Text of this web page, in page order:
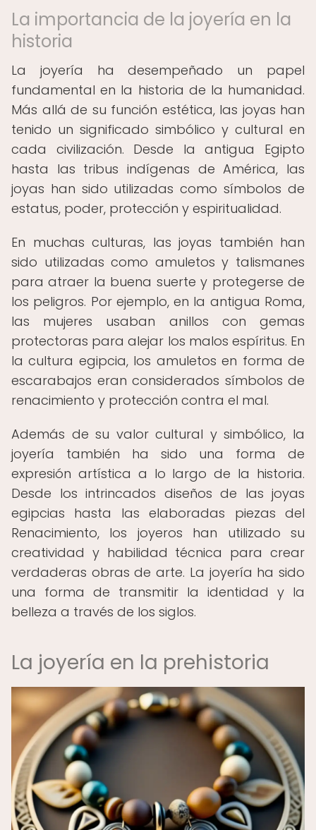
La importancia de la joyería en la
historia
La joyería ha desempeñado un papel
fundamental en la historia de la humanidad.
Más allá de su función estética, las joyas han
tenido un significado simbólico y cultural en
cada civilización. Desde la antigua Egipto
hasta las tribus indígenas de América, las
joyas han sido utilizadas como símbolos de
estatus, poder, protección y espiritualidad.
En muchas culturas, las joyas también han
sido utilizadas como amuletos y talismanes
para atraer la buena suerte y protegerse de
los peligros. Por ejemplo, en la antigua Roma,
las mujeres usaban anillos con gemas
protectoras para alejar los malos espíritus. En
la cultura egipcia, los amuletos en forma de
escarabajos eran considerados símbolos de
renacimiento y protección contra el mal.
Además de su valor cultural y simbólico, la
joyería también ha sido una forma de
expresión artística a lo largo de la historia.
Desde los intrincados diseños de las joyas
egipcias hasta las elaboradas piezas del
Renacimiento, los joyeros han utilizado su
creatividad y habilidad técnica para crear
verdaderas obras de arte. La joyería ha sido
una forma de transmitir la identidad y la
belleza a través de los siglos.
La joyería en la prehistoria